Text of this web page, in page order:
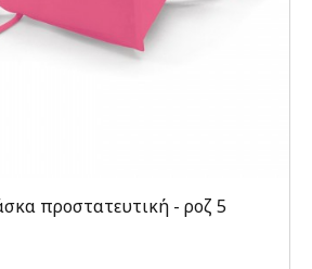
προστατευτική - ροζ 5